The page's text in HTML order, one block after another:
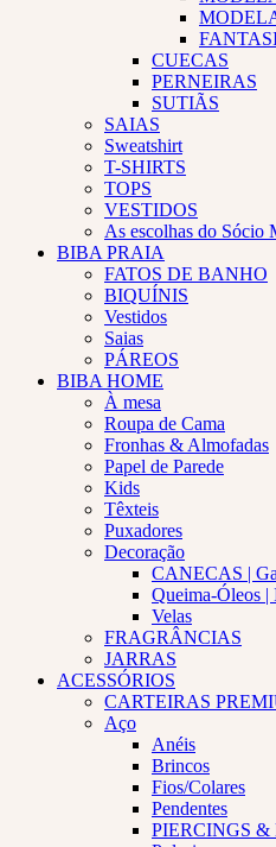
CUECAS
PERNEIRAS
SUTIÃS
SAIAS
Sweatshirt
T-SHIRTS
TOPS
VESTIDOS
As escolhas do Sócio
BIBA PRAIA
FATOS DE BANHO
BIQUÍNIS
Vestidos
Saias
PÁREOS
BIBA HOME
À mesa
Roupa de Cama
Fronhas & Almofadas
Papel de Parede
Kids
Têxteis
Puxadores
Decoração
CANECAS |
Queima-Óleos |
Velas
FRAGRÂNCIAS
JARRAS
ACESSÓRIOS
CARTEIRAS
Aço
Anéis
Brincos
Fios/Colares
Pendentes
PIERCINGS &